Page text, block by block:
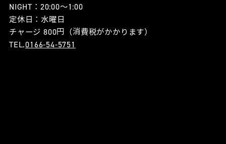
NIGHT：20:00〜1:00
定休日：水曜日
チャージ 800円（消費税がかかります）
TEL.0166-54-5751